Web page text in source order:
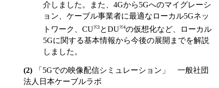
介しました。また、4Gから5Gへのマイグレーシ
ョン、ケーブル事業者に最適なローカル5Gネッ
トワーク、CU※3とDU※4の仮想化など、ローカル
5Gに関する基本情報から今後の展開までを解説
しました。
「5Gでの映像配信シミュレーション」 一般社団
法人日本ケーブルラボ